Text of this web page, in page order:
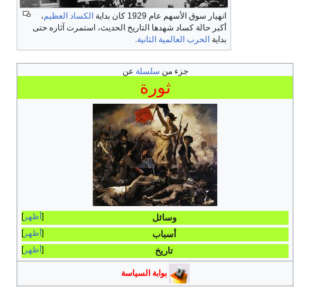
انهيار سوق الأسهم عام 1929 كان بداية الكساد العظيم،
أكبر حالة كساد شهدها التاريخ الحديث، استمرت آثاره حتى
بداية الحرب العالمية الثانية.
جزء من سلسلة عن
ثورة
أظهر وسائل
أظهر أسباب
أظهر تاريخ
بوابة السياسة